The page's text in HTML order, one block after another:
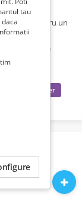
pentru un
indemana pe
tau